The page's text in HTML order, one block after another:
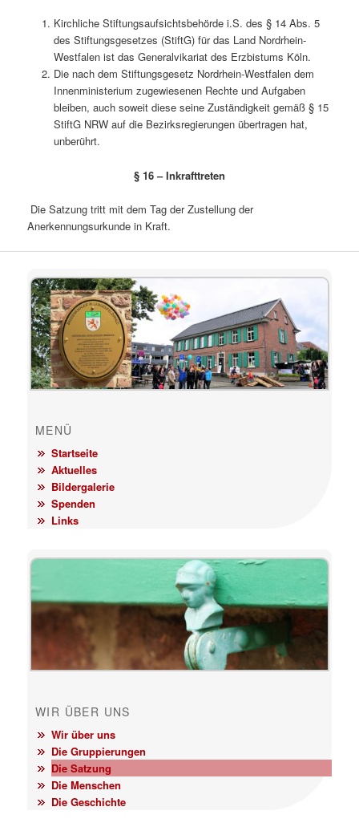
Kirchliche Stiftungsaufsichtsbehörde i.S. des § 14 Abs. 5
des Stiftungsgesetzes (StiftG) für das Land Nordrhein-
Westfalen ist das Generalvikariat des Erzbistums Köln.
Die nach dem Stiftungsgesetz Nordrhein-Westfalen dem
Innenministerium zugewiesenen Rechte und Aufgaben
bleiben, auch soweit diese seine Zuständigkeit gemäß § 15
StiftG NRW auf die Bezirksregierungen übertragen hat,
unberührt.
§ 16 – Inkrafttreten
Die Satzung tritt mit dem Tag der Zustellung der
Anerkennungsurkunde in Kraft.
MENÜ
Startseite
Aktuelles
Bildergalerie
Spenden
Links
WIR ÜBER UNS
Wir über uns
Die Gruppierungen
Die Satzung
Die Menschen
Die Geschichte